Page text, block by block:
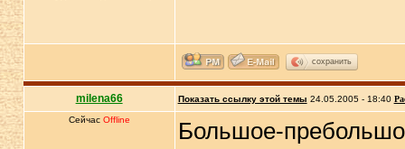
сохранить
milena66 Показать ссылку этой темы 24.05.2005 - 18:40
Сейчас Offline
Большое-